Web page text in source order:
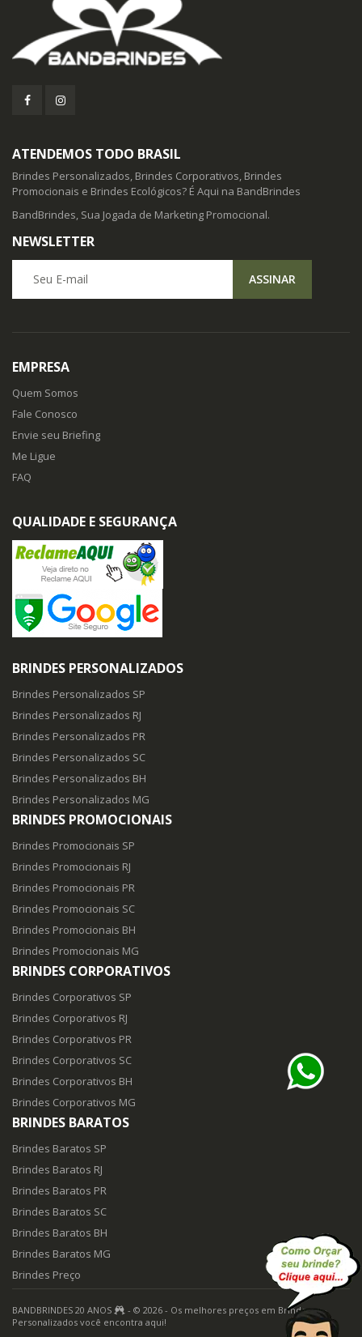
ATENDEMOS TODO BRASIL
Brindes Personalizados, Brindes Corporativos, Brindes
Promocionais e Brindes Ecológicos? É Aqui na BandBrindes
BandBrindes, Sua Jogada de Marketing Promocional.
NEWSLETTER
ASSINAR
EMPRESA
Quem Somos
Fale Conosco
Envie seu Briefing
Me Ligue
FAQ
QUALIDADE E SEGURANÇA
BRINDES PERSONALIZADOS
Brindes Personalizados SP
Brindes Personalizados RJ
Brindes Personalizados PR
Brindes Personalizados SC
Brindes Personalizados BH
Brindes Personalizados MG
BRINDES PROMOCIONAIS
Brindes Promocionais SP
Brindes Promocionais RJ
Brindes Promocionais PR
Brindes Promocionais SC
Brindes Promocionais BH
Brindes Promocionais MG
BRINDES CORPORATIVOS
Brindes Corporativos SP
Brindes Corporativos RJ
Brindes Corporativos PR
Brindes Corporativos SC
Brindes Corporativos BH
Brindes Corporativos MG
BRINDES BARATOS
Brindes Baratos SP
Brindes Baratos RJ
Brindes Baratos PR
Brindes Baratos SC
Brindes Baratos BH
Brindes Baratos MG
Brindes Preço
BANDBRINDES 20 ANOS
- © 2026 - Os melhores preços em Brindes
Personalizados você encontra aqui!